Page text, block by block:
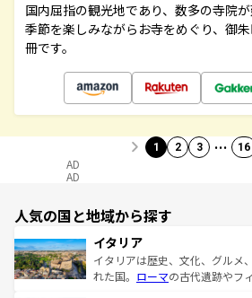
国内屈指の観光地であり、数多の寺院が
季節を楽しみながらお寺をめぐり、御
冊です。
1 2 3 … 16
AD
AD
人気の国と地域から探す
イタリア
イタリアは歴史、文化、グルメ
れた国。 ローマの古代遺跡やフ